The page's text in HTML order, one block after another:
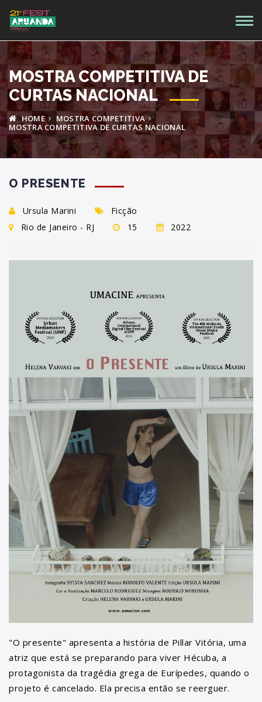
MOSTRA COMPETITIVA DE
CURTAS NACIONAL
HOME
MOSTRA COMPETITIVA
MOSTRA COMPETITIVA DE CURTAS NACIONAL
O PRESENTE
Ursula Marini
Ficção
Rio de Janeiro - RJ
15 2022
"O presente" apresenta a história de Pillar Vitória, uma
atriz que está se preparando para viver Hécuba, a
protagonista da tragédia grega de Eurípedes, quando o
projeto é cancelado. Ela precisa então se reerguer.